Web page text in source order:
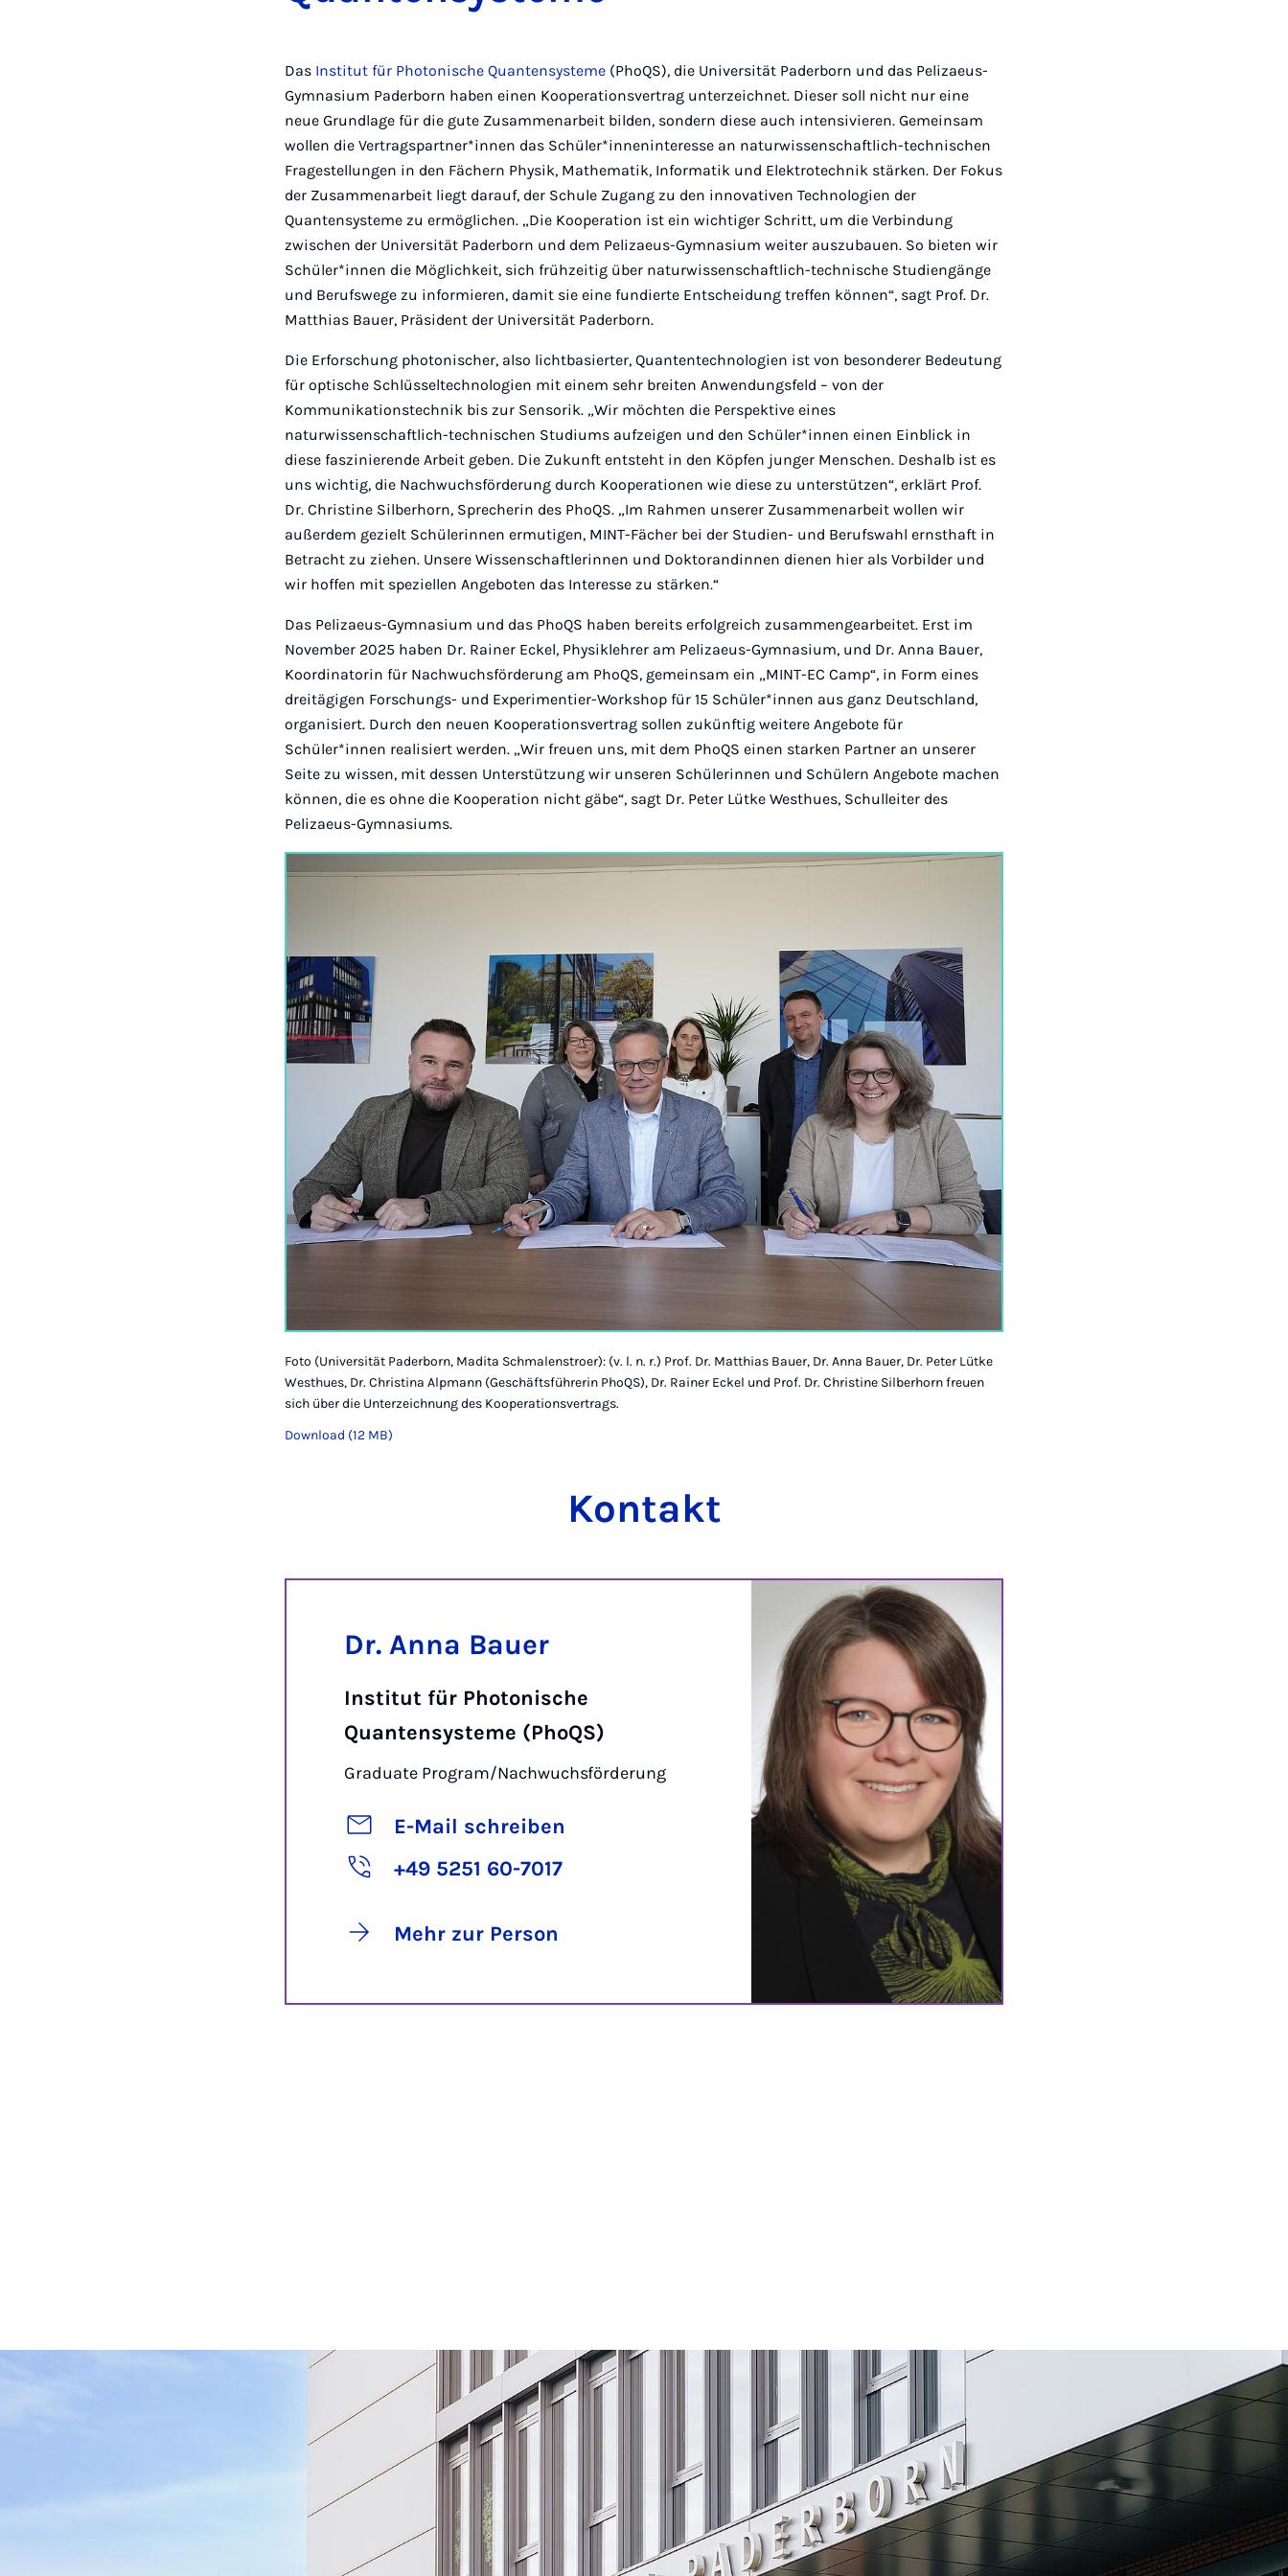
Das Institut für Photonische Quantensysteme (PhoQS), die Universität Paderborn und das Pelizaeus-
Gymnasium Paderborn haben einen Kooperationsvertrag unterzeichnet. Dieser soll nicht nur eine
neue Grundlage für die gute Zusammenarbeit bilden, sondern diese auch intensivieren. Gemeinsam
wollen die Vertragspartner*innen das Schüler*inneninteresse an naturwissenschaftlich-technischen
Fragestellungen in den Fächern Physik, Mathematik, Informatik und Elektrotechnik stärken. Der Fokus
der Zusammenarbeit liegt darauf, der Schule Zugang zu den innovativen Technologien der
Quantensysteme zu ermöglichen. „Die Kooperation ist ein wichtiger Schritt, um die Verbindung
zwischen der Universität Paderborn und dem Pelizaeus-Gymnasium weiter auszubauen. So bieten wir
Schüler*innen die Möglichkeit, sich frühzeitig über naturwissenschaftlich-technische Studiengänge
und Berufswege zu informieren, damit sie eine fundierte Entscheidung treffen können“, sagt Prof. Dr.
Matthias Bauer, Präsident der Universität Paderborn.
Die Erforschung photonischer, also lichtbasierter, Quantentechnologien ist von besonderer Bedeutung
für optische Schlüsseltechnologien mit einem sehr breiten Anwendungsfeld – von der
Kommunikationstechnik bis zur Sensorik. „Wir möchten die Perspektive eines
naturwissenschaftlich-technischen Studiums aufzeigen und den Schüler*innen einen Einblick in
diese faszinierende Arbeit geben. Die Zukunft entsteht in den Köpfen junger Menschen. Deshalb ist es
uns wichtig, die Nachwuchsförderung durch Kooperationen wie diese zu unterstützen“, erklärt Prof.
Dr. Christine Silberhorn, Sprecherin des PhoQS. „Im Rahmen unserer Zusammenarbeit wollen wir
außerdem gezielt Schülerinnen ermutigen, MINT-Fächer bei der Studien- und Berufswahl ernsthaft in
Betracht zu ziehen. Unsere Wissenschaftlerinnen und Doktorandinnen dienen hier als Vorbilder und
wir hoffen mit speziellen Angeboten das Interesse zu stärken.“
Das Pelizaeus-Gymnasium und das PhoQS haben bereits erfolgreich zusammengearbeitet. Erst im
November 2025 haben Dr. Rainer Eckel, Physiklehrer am Pelizaeus-Gymnasium, und Dr. Anna Bauer,
Koordinatorin für Nachwuchsförderung am PhoQS, gemeinsam ein „MINT-EC Camp“, in Form eines
dreitägigen Forschungs- und Experimentier-Workshop für 15 Schüler*innen aus ganz Deutschland,
organisiert. Durch den neuen Kooperationsvertrag sollen zukünftig weitere Angebote für
Schüler*innen realisiert werden. „Wir freuen uns, mit dem PhoQS einen starken Partner an unserer
Seite zu wissen, mit dessen Unterstützung wir unseren Schülerinnen und Schülern Angebote machen
können, die es ohne die Kooperation nicht gäbe“, sagt Dr. Peter Lütke Westhues, Schulleiter des
Pelizaeus-Gymnasiums.
Foto (Universität Paderborn, Madita Schmalenstroer): (v. l. n. r.) Prof. Dr. Matthias Bauer, Dr. Anna Bauer, Dr. Peter Lütke
Westhues, Dr. Christina Alpmann (Geschäftsführerin PhoQS), Dr. Rainer Eckel und Prof. Dr. Christine Silberhorn freuen
sich über die Unterzeichnung des Kooperationsvertrags.
Download (12 MB)
Kontakt
Dr. Anna Bauer
Institut für Photonische
Quantensysteme (PhoQS)
Graduate Program/Nachwuchsförderung
E-Mail schreiben
+49 5251 60-7017
Mehr zur Person